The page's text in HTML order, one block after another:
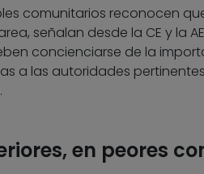
comunitarios reconocen
señalan desde la CE y la
concienciarse de la
a las autoridades
en peores